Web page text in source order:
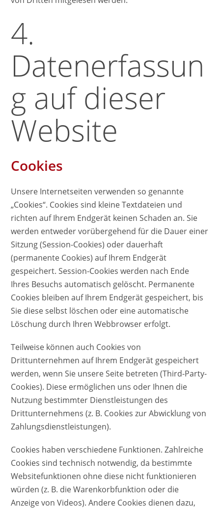
4.
Datenerfassun
g auf dieser
Website
Cookies
Unsere Internetseiten verwenden so genannte
„Cookies“. Cookies sind kleine Textdateien und
richten auf Ihrem Endgerät keinen Schaden an. Sie
werden entweder vorübergehend für die Dauer einer
Sitzung (Session-Cookies) oder dauerhaft
(permanente Cookies) auf Ihrem Endgerät
gespeichert. Session-Cookies werden nach Ende
Ihres Besuchs automatisch gelöscht. Permanente
Cookies bleiben auf Ihrem Endgerät gespeichert, bis
Sie diese selbst löschen oder eine automatische
Löschung durch Ihren Webbrowser erfolgt.
Teilweise können auch Cookies von
Drittunternehmen auf Ihrem Endgerät gespeichert
werden, wenn Sie unsere Seite betreten (Third-Party-
Cookies). Diese ermöglichen uns oder Ihnen die
Nutzung bestimmter Dienstleistungen des
Drittunternehmens (z. B. Cookies zur Abwicklung von
Zahlungsdienstleistungen).
Cookies haben verschiedene Funktionen. Zahlreiche
Cookies sind technisch notwendig, da bestimmte
Websitefunktionen ohne diese nicht funktionieren
würden (z. B. die Warenkorbfunktion oder die
Anzeige von Videos). Andere Cookies dienen dazu,